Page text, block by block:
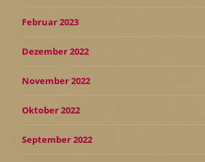
Februar 2023
Dezember 2022
November 2022
Oktober 2022
September 2022